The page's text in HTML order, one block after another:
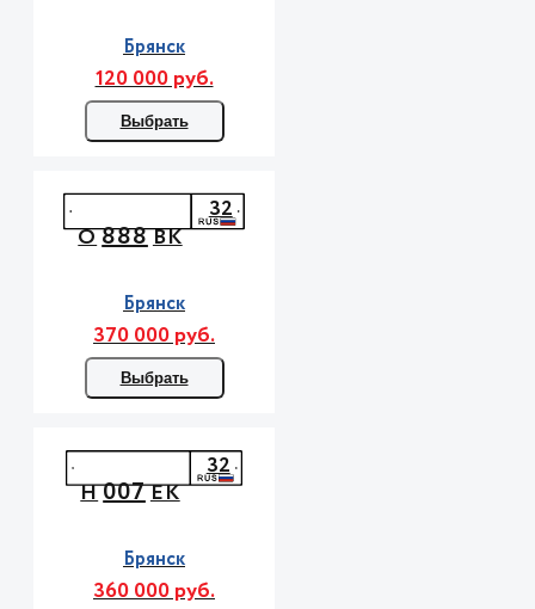
Брянск
120 000 руб.
Выбрать
О888ВК
32
Брянск
370 000 руб.
Выбрать
Н007ЕК
32
Брянск
360 000 руб.